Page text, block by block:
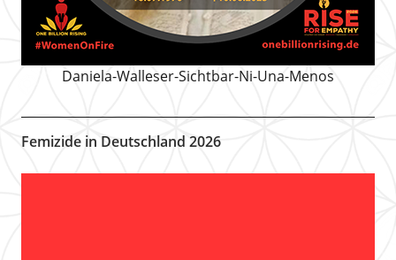
Daniela-Walleser-Sichtbar-Ni-Una-Menos
Femizide in Deutschland 2026